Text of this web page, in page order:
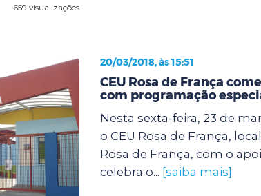
659 visualizações
20/03/2018, às 15:51
CEU Rosa de França
com programação
Nesta sexta-feira, 23 de
o CEU Rosa de França,
Rosa de França, com o
celebra o... [saiba mais]